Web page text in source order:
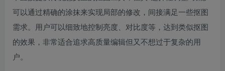
可以通过精确的涂抹来实现局部的修改，间接满足一些抠图
需求。用户可以细致地控制亮度、对比度等，达到类似抠图
的效果，非常适合追求高质量编辑但又不想过于复杂的用
户。